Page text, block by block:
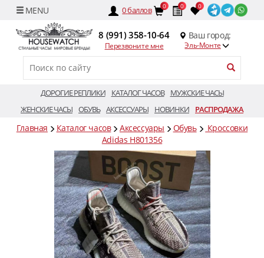
0баллов 0 0 0
8 (991) 358-10-64
Перезвоните мне
Ваш город:
Эль-Монте
ДОРОГИЕ РЕПЛИКИ КАТАЛОГ ЧАСОВ
МУЖСКИЕ ЧАСЫ
ЖЕНСКИЕ ЧАСЫ ОБУВЬ АКСЕССУАРЫ НОВИНКИ РАСПРОДАЖА
Главная Каталог часов Аксессуары Обувь
Кроссовки
Adidas H801356